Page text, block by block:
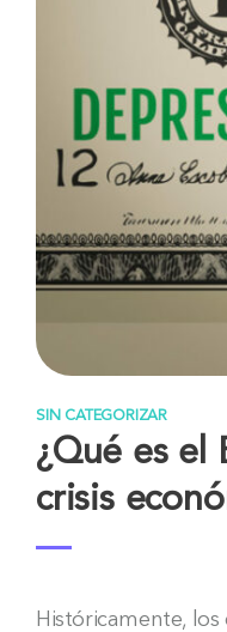
SIN CATEGORIZAR
¿Qué es el
crisis
Históricamente,